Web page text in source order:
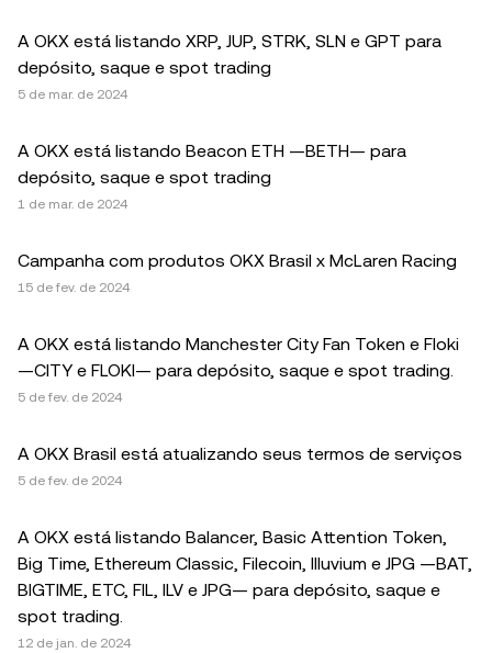
A OKX está listando XRP, JUP, STRK, SLN e GPT para
depósito, saque e spot trading
5 de mar. de 2024
A OKX está listando Beacon ETH —BETH— para
depósito, saque e spot trading
1 de mar. de 2024
Campanha com produtos OKX Brasil x McLaren Racing
15 de fev. de 2024
A OKX está listando Manchester City Fan Token e Floki
—CITY e FLOKI— para depósito, saque e spot trading.
5 de fev. de 2024
A OKX Brasil está atualizando seus termos de serviços
5 de fev. de 2024
A OKX está listando Balancer, Basic Attention Token,
Big Time, Ethereum Classic, Filecoin, Illuvium e JPG —BAT,
BIGTIME, ETC, FIL, ILV e JPG— para depósito, saque e
spot trading.
12 de jan. de 2024